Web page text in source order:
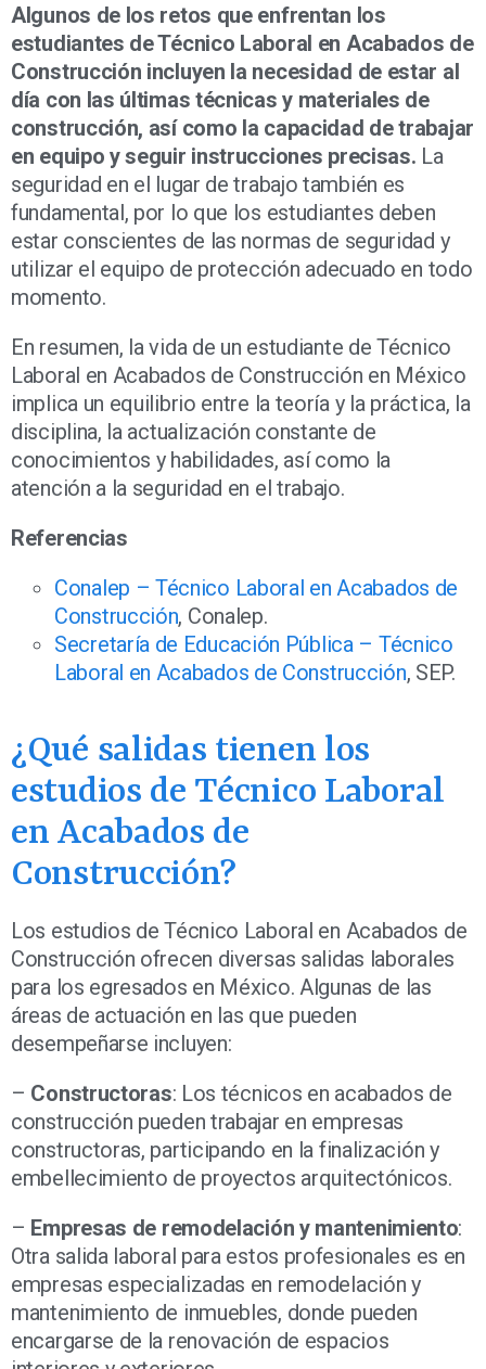
Algunos de los retos que enfrentan los
estudiantes de Técnico Laboral en Acabados de
Construcción incluyen la necesidad de estar al
día con las últimas técnicas y materiales de
construcción, así como la capacidad de trabajar
en equipo y seguir instrucciones precisas. La
seguridad en el lugar de trabajo también es
fundamental, por lo que los estudiantes deben
estar conscientes de las normas de seguridad y
utilizar el equipo de protección adecuado en todo
momento.
En resumen, la vida de un estudiante de Técnico
Laboral en Acabados de Construcción en México
implica un equilibrio entre la teoría y la práctica, la
disciplina, la actualización constante de
conocimientos y habilidades, así como la
atención a la seguridad en el trabajo.
Referencias
Conalep – Técnico Laboral en Acabados de
Construcción, Conalep.
Secretaría de Educación Pública – Técnico
Laboral en Acabados de Construcción, SEP.
¿Qué salidas tienen los
estudios de Técnico Laboral
en Acabados de
Construcción?
Los estudios de Técnico Laboral en Acabados de
Construcción ofrecen diversas salidas laborales
para los egresados en México. Algunas de las
áreas de actuación en las que pueden
desempeñarse incluyen:
– Constructoras: Los técnicos en acabados de
construcción pueden trabajar en empresas
constructoras, participando en la finalización y
embellecimiento de proyectos arquitectónicos.
– Empresas de remodelación y mantenimiento:
Otra salida laboral para estos profesionales es en
empresas especializadas en remodelación y
mantenimiento de inmuebles, donde pueden
encargarse de la renovación de espacios